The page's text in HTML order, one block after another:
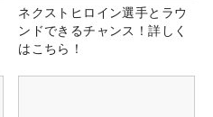
ネクストヒロイン選手とラウ
ンドできるチャンス！詳しく
はこちら！